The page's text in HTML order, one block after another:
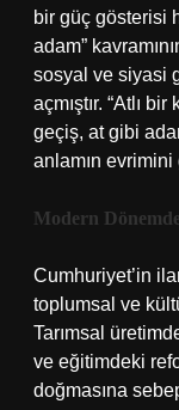
bir güç gösterisi
adam”
sosyal ve siyasi
açmıştır. “Atlı
geçiş, at gibi
anlamın evrimini
Modern
Cumhuriyet’in
toplumsal ve
Tarımsal
ve eğitimdeki
doğmasına